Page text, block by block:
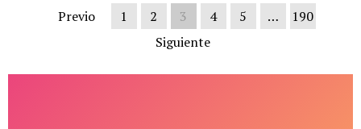
Previo 1 2 3 4 5 …
190
Siguiente